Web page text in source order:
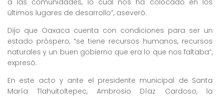
últimos lugares de desarrollo”, aseveró.
Dijo que Oaxaca cuenta con condiciones para ser un
estado próspero, “se tiene recursos humanos, recursos
naturales y un buen gobierno que era lo que nos faltaba”,
expresó.
En este acto y ante el presidente municipal de Santa
María Tlahuitoltepec, Ambrosio Díaz Cardoso, la